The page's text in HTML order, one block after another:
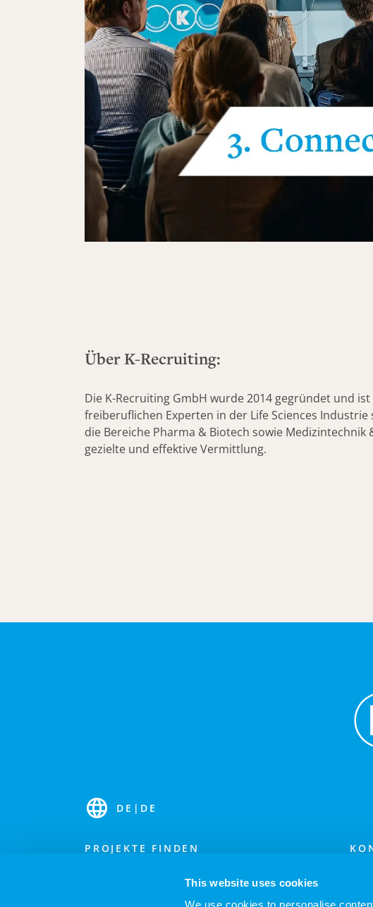
This website uses cookies
Über K-Recruiting:
Die K-Recruiting GmbH wurde 2014 gegründet und
freiberuflichen Experten in der Life Sciences
die Bereiche Pharma & Biotech sowie
gezielte und effektive Vermittlung.
DE | DE
PROJEKTE FINDEN